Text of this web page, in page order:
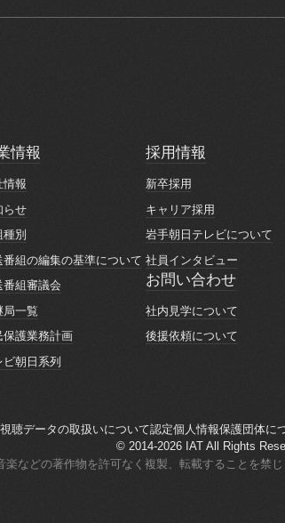
情報
情報
情報
らせ
らせ
別
種別
番組の編集の基準について
番組の編集の基準について
番組審議会
番組審議会
局一覧
局一覧
保護業務計画
保護業務計画
ビ朝日系列
採用情報
採用情報
新卒採用
キャリア採用
キャリア採用
岩手朝日テレビについて
岩手朝日テレビについて
社員インタビュー
社員インタビュー
お問い合わせ
お問い合わせ
社内見学について
社内見学について
後援依頼について
視聴データの取扱いについて
視聴データの取扱いについて
認定個人情報保護団体に
認定個人情報保護団体に
© 2014-2026 IAT All Rights
などの著作物を許可なく複製、転載することを禁じ